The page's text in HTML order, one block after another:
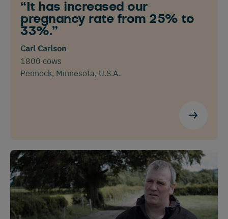
“It has increased our
pregnancy rate from 25% to
33%.”
Carl Carlson
1800 cows
Pennock, Minnesota, U.S.A.
Vemos que estás visitando el sitio
Español English
Nederlands Deutsch
Français